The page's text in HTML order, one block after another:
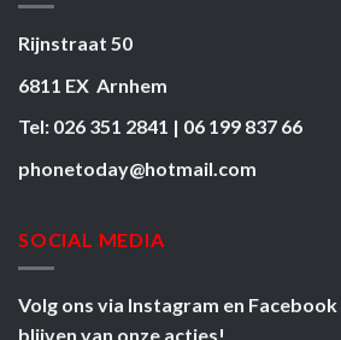
Rijnstraat 50
6811 EX Arnhem
Tel: 026 351 2841 | 06 199 837 66
phonetoday@hotmail.com
SOCIAL MEDIA
Volg ons via Instagram en Facebook
blijven van onze acties!